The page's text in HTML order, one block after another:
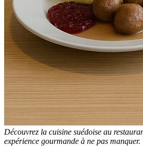
Découvrez la cuisine suédoise au
expérience gourmande à ne pas manquer.